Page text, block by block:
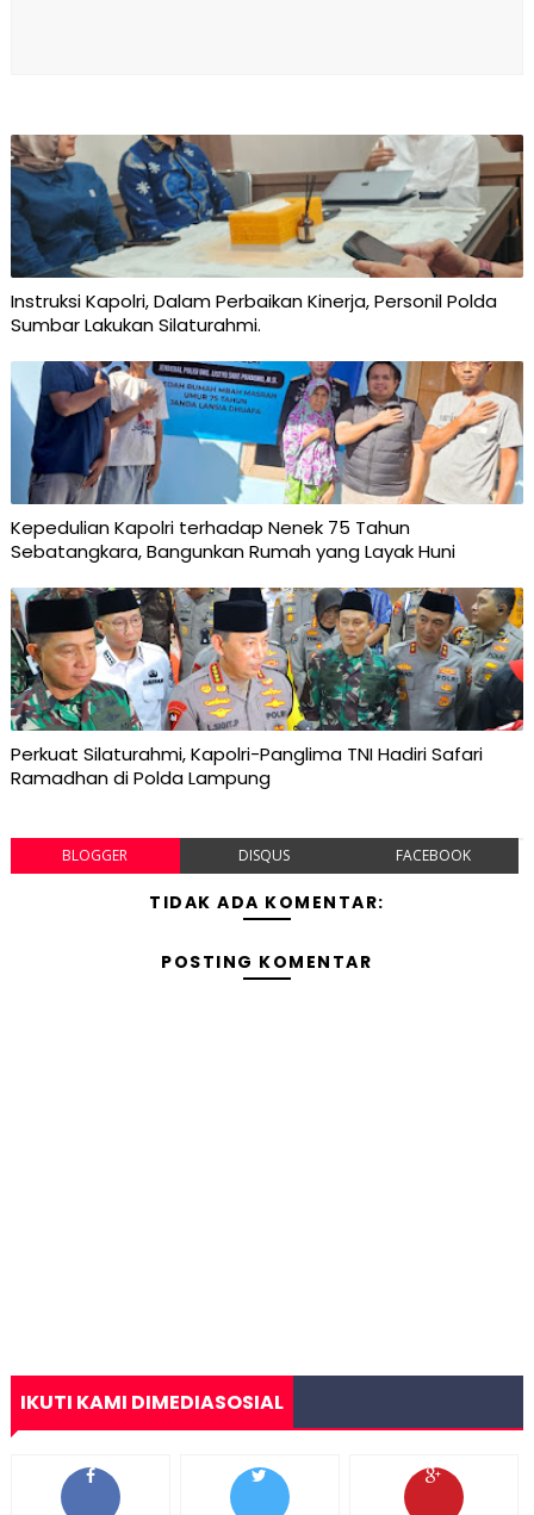
Instruksi Kapolri, Dalam Perbaikan Kinerja, Personil Polda
Sumbar Lakukan Silaturahmi.
Kepedulian Kapolri terhadap Nenek 75 Tahun
Sebatangkara, Bangunkan Rumah yang Layak Huni
Perkuat Silaturahmi, Kapolri-Panglima TNI Hadiri Safari
Ramadhan di Polda Lampung
BLOGGER DISQUS FACEBOOK
TIDAK ADA KOMENTAR:
POSTING KOMENTAR
IKUTI KAMI DIMEDIASOSIAL